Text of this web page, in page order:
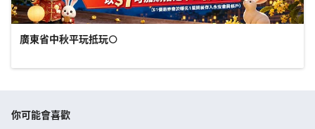
廣東省中秋平玩抵玩🌕
你可能會喜歡